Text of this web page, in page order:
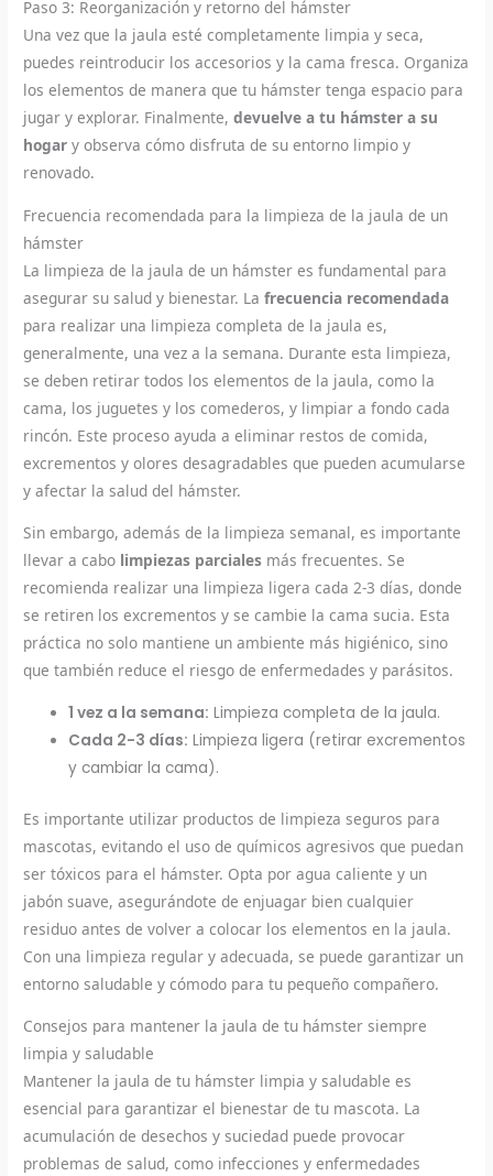
Paso 3: Reorganización y retorno del hámster
Una vez que la jaula esté completamente limpia y seca,
puedes reintroducir los accesorios y la cama fresca. Organiza
los elementos de manera que tu hámster tenga espacio para
jugar y explorar. Finalmente,devuelve a tu hámster a su
hogar y observa cómo disfruta de su entorno limpio y
renovado.
Frecuencia recomendada para la limpieza de la jaula de un
hámster
La limpieza de la jaula de un hámster es fundamental para
asegurar su salud y bienestar. Lafrecuencia recomendada
para realizar una limpieza completa de la jaula es,
generalmente, una vez a la semana. Durante esta limpieza,
se deben retirar todos los elementos de la jaula, como la
cama, los juguetes y los comederos, y limpiar a fondo cada
rincón. Este proceso ayuda a eliminar restos de comida,
excrementos y olores desagradables que pueden acumularse
y afectar la salud del hámster.
Sin embargo, además de la limpieza semanal, es importante
llevar a cabo limpiezas parciales más frecuentes. Se
recomienda realizar una limpieza ligera cada 2-3 días, donde
se retiren los excrementos y se cambie la cama sucia. Esta
práctica no solo mantiene un ambiente más higiénico, sino
que también reduce el riesgo de enfermedades y parásitos.
1 vez a la semana: Limpieza completa de la jaula.
Cada 2-3 días: Limpieza ligera (retirar excrementos
y cambiar la cama).
Es importante utilizar productos de limpieza seguros para
mascotas, evitando el uso de químicos agresivos que puedan
ser tóxicos para el hámster. Opta por agua caliente y un
jabón suave, asegurándote de enjuagar bien cualquier
residuo antes de volver a colocar los elementos en la jaula.
Con una limpieza regular y adecuada, se puede garantizar un
entorno saludable y cómodo para tu pequeño compañero.
Consejos para mantener la jaula de tu hámster siempre
limpia y saludable
Mantener la jaula de tu hámster limpia y saludable es
esencial para garantizar el bienestar de tu mascota. La
acumulación de desechos y suciedad puede provocar
problemas de salud, como infecciones y enfermedades